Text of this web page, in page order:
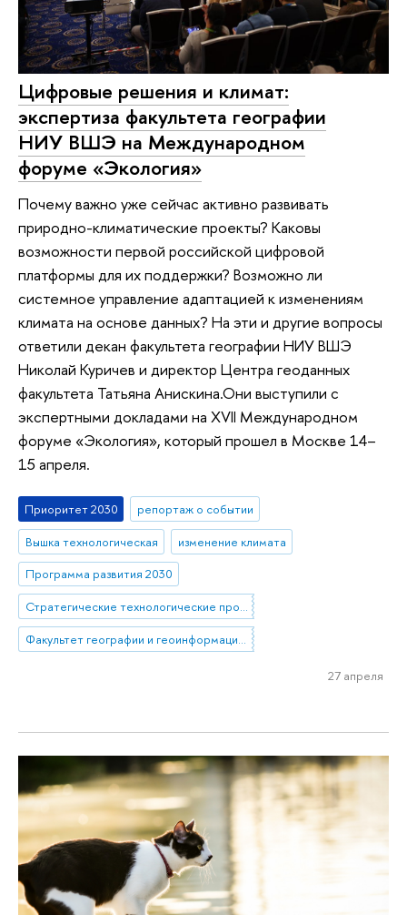
Цифровые решения и климат:
экспертиза факультета географии
НИУ ВШЭ на Международном
форуме «Экология»
Почему важно уже сейчас активно развивать
природно-климатические проекты? Каковы
возможности первой российской цифровой
платформы для их поддержки? Возможно ли
системное управление адаптацией к изменениям
климата на основе данных? На эти и другие вопросы
ответили декан факультета географии НИУ ВШЭ
Николай Куричев и директор Центра геоданных
факультета Татьяна Анискина.Они выступили с
экспертными докладами на XVII Международном
форуме «Экология», который прошел в Москве 14–
15 апреля.
Приоритет 2030
репортаж о событии
Вышка технологическая
изменение климата
Программа развития 2030
Стратегические технологические проекты
Факультет географии и геоинформационных технологий
27 апреля